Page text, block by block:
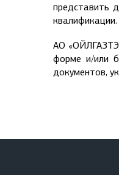
представить
квалификации.
АО
форме и/или
документов,